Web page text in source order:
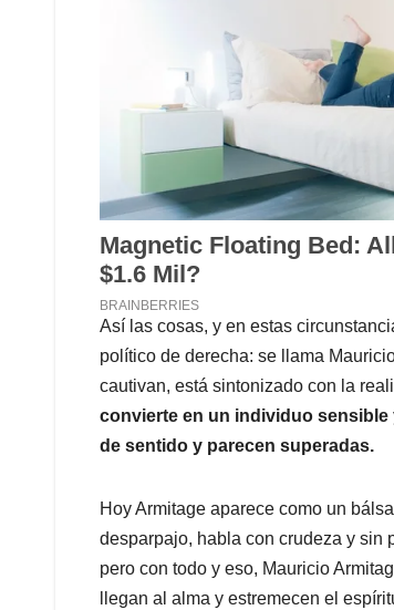
Así las cosas, y en estas
político de derecha: se llama
cautivan, está sintonizado con la
convierte en un individuo
de sentido y parecen superadas.
Hoy Armitage aparece como un
desparpajo, habla con crudeza y sin
pero con todo y eso, Mauricio
llegan al alma y estremecen el